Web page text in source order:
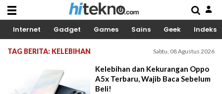
Internet Gadget Games Sains Geek Indeks
TAG BERITA: KELEBIHAN Sabtu, 08 Agustus 2026
Kelebihan dan Kekurangan Oppo
A5x Terbaru, Wajib Baca Sebelum
Beli!